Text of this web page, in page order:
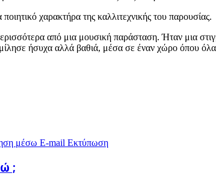
χαρακτήρα της καλλιτεχνικής του παρουσίας.
από μια μουσική παράσταση. Ήταν μια
ήσυχα αλλά βαθιά, μέσα σε έναν χώρο όπου όλα
μέσω E-mail Εκτύπωση
;